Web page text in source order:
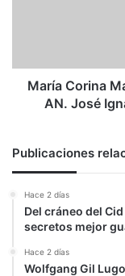
la
AN.
explica
María Corina
AN. José
Publicaciones
Hace 2 días
Del cráneo del
secretos mejor
Hace 2 días
Wolfgang Gil